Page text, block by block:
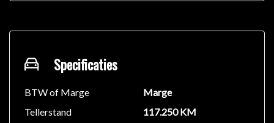
Specificaties
BTW of Marge
Marge
Tellerstand
117.250 KM